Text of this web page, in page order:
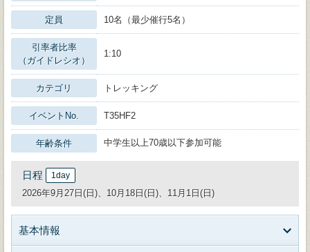
定員 10名（最少催行5名）
引率者比率
（ガイドレシオ）
1:10
カテゴリ トレッキング
イベントNo. T35HF2
年齢条件 中学生以上70歳以下参加可能
日程 1day
2026年9月27日(日)、10月18日(日)、11月1日(日)
基本情報